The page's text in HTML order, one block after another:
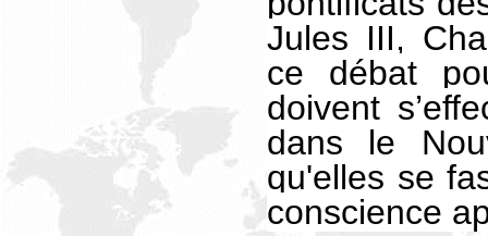
Jules III,
ce débat
doivent
dans le
qu'elles se
conscience